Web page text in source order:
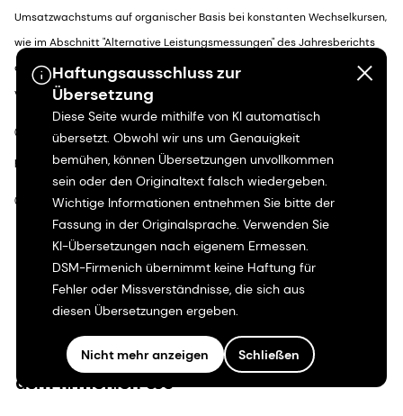
Umsatzwachstums auf organischer Basis bei konstanten Wechselkursen,
wie im Abschnitt "Alternative Leistungsmessungen" des Jahresberichts
definiert, gegenüber dem gleichen Zeitraum des Vorjahres
vorgenommen.
(ii)
Ohne 72 Mio. CHF an Sonderfaktoren, die den Free Cash Flow im GJ21
positiv beeinflussten
(iii) OTIF - On Time In Full
Haftungsausschluss zur
Übersetzung
Diese Seite wurde mithilfe von KI automatisch
übersetzt. Obwohl wir uns um Genauigkeit
bemühen, können Übersetzungen unvollkommen
sein oder den Originaltext falsch wiedergeben.
Wichtige Informationen entnehmen Sie bitte der
Fassung in der Originalsprache. Verwenden Sie
KI-Übersetzungen nach eigenem Ermessen.
DSM-Firmenich übernimmt keine Haftung für
Fehler oder Missverständnisse, die sich aus
diesen Übersetzungen ergeben.
Nicht mehr anzeigen Schließen